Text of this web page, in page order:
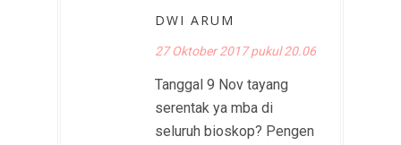
DWI ARUM
27 Oktober 2017 pukul 20.06
Tanggal 9 Nov tayang
serentak ya mba di
seluruh bioskop? Pengen